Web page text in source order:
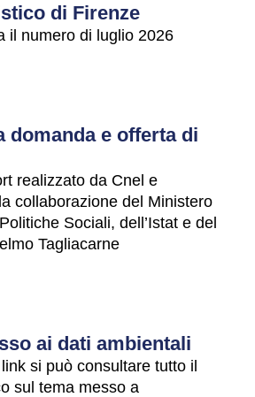
di Firenze
il numero di luglio 2026
domanda e offerta di
realizzato da Cnel e
collaborazione del Ministero
Sociali, dell’Istat e del
Tagliacarne
ai dati ambientali
si può consultare tutto il
sul tema messo a